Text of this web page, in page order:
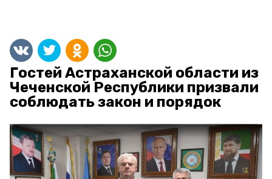
Гостей Астраханской области из
Чеченской Республики призвали
соблюдать закон и порядок